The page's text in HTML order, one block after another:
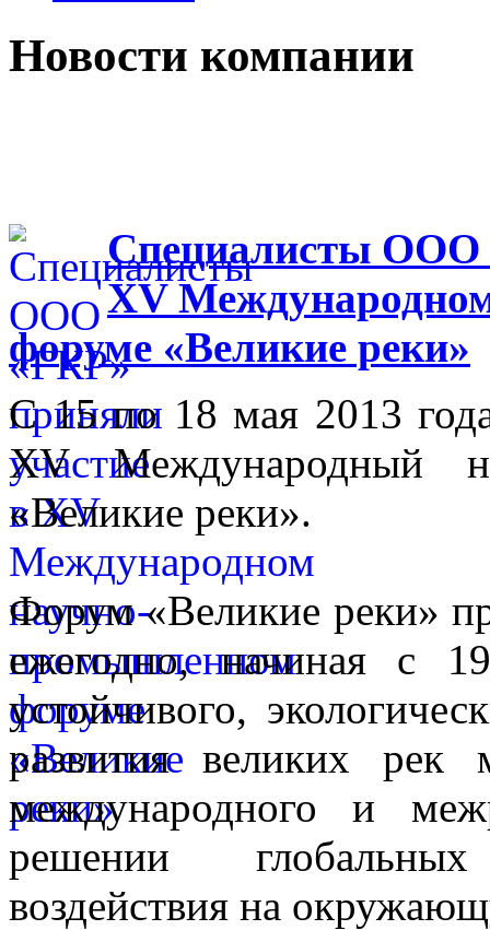
Новости компании
Специалисты ООО
XV
форуме «Великие реки»
С 15 по 18 мая 2013
XV Международный
«Великие реки».
Форум «Великие реки»
ежегодно, начиная с
устойчивого,
развития великих
международного и
решении
воздействия на